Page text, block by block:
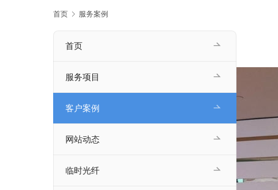
首页 服务案例
首页
服务项目
客户案例
网站动态
临时光纤